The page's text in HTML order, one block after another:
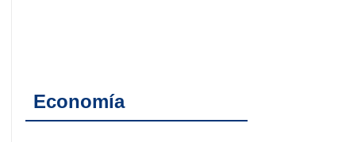
Economía